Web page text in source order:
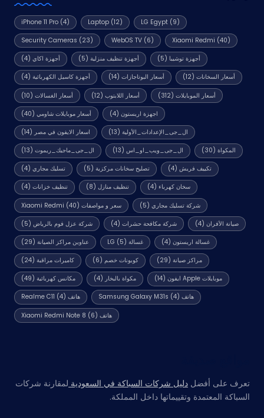
iPhone 11 Pro (4) Laptop(12) LG Egypt(9)
Security Cameras (23) WebOS TV(6) Xiaomi Redmi (40)
أجهزة اكاي(4) أجهزة تنظيف منزلية (5) أجهزة توشيبا (5)
أجهزة كاسيل الكهربائية(4) أسعار البوتاجازات (14) أسعار السخانات (12)
أسعار الغسالات(10) أسعار اللابتوب (12) أسعار الموبايلات (312)
أسعار موبايلات شاومي(40) اجهزة اريستون (4)
اسعار الايفون في مصر (14) ال_جى_الإعدادات_الأولية (13)
ال_جى_ماجيك_ريموت(13) ال_جى_ويب_او_اس (13) المكواة (30)
تسليك مجاري(4) تصليح سخانات مركزية (5) تكييف فريش (4)
تنظيف خزانات(4) تنظيف منازل (8) سخان كهرباء (4)
سعر و مواصفات Xiaomi Redmi (40) شركة تسليك مجاري (5)
شركة عزل فوم بالرياض(5) شركة مكافحة حشرات (4) صيانة الأفران (4)
عناوين مراكز الصيانة(29) غسالة LG (5) غسالة اريستون (4)
كاميرات مراقبة(24) كوبونات خصم (6) مراكز صيانة (29)
مكانس كهربائية(49) مكواة بالبخار (4) موبايلات Apple ايفون (14)
هاتف Realme C11 (4) هاتف Samsung Galaxy M31s (4)
هاتف Xiaomi Redmi Note 8 (6)
تعرف على أفضل دليل شركات السباكة في السعودية لمقارنة شركات
السباكة المعتمدة وتقييماتها داخل المملكة.